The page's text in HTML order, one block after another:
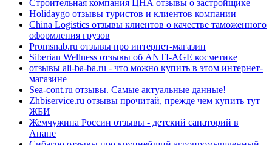
Строительная компания ЦНА отзывы о застройщике
Holidaygo отзывы туристов и клиентов компании
China Logistics отзывы клиентов о качестве таможенного
оформления грузов
Promsnab.ru отзывы про интернет-магазин
Siberian Wellness отзывы об ANTI-AGE косметике
отзывы ali-ba-ba.ru - что можно купить в этом интернет-
магазине
Sea-cont.ru отзывы. Самые актуальные данные!
Zhbiservice.ru отзывы прочитай, прежде чем купить тут
ЖБИ
Жемчужина России отзывы - детский санаторий в
Анапе